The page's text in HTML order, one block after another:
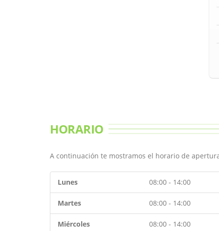
HORARIO
A continuación te mostramos el horario de
Lunes 08:00 - 14:00
Martes 08:00 - 14:00
Miércoles 08:00 - 14:00